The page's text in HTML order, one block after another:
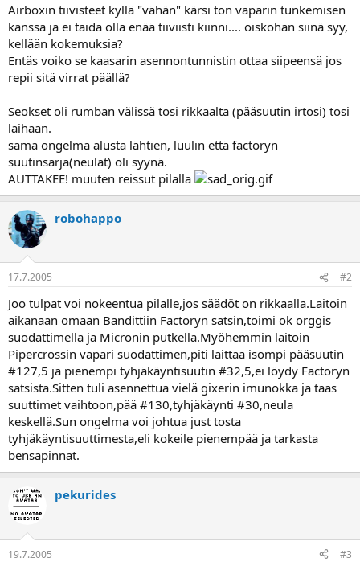
Airboxin tiivisteet kyllä "vähän" kärsi ton vaparin tunkemisen
kanssa ja ei taida olla enää tiiviisti kiinni.... oiskohan siinä syy,
kellään kokemuksia?
Entäs voiko se kaasarin asennontunnistin ottaa siipeensä jos
repii sitä virrat päällä?
Seokset oli rumban välissä tosi rikkaalta (pääsuutin irtosi) tosi
laihaan.
sama ongelma alusta lähtien, luulin että factoryn
suutinsarja(neulat) oli syynä.
AUTTAKEE! muuten reissut pilalla
robohappo
17.7.2005 #2
Joo tulpat voi nokeentua pilalle,jos säädöt on rikkaalla.Laitoin
aikanaan omaan Bandittiin Factoryn satsin,toimi ok orggis
suodattimella ja Micronin putkella.Myöhemmin laitoin
Pipercrossin vapari suodattimen,piti laittaa isompi pääsuutin
#127,5 ja pienempi tyhjäkäyntisuutin #32,5,ei löydy Factoryn
satsista.Sitten tuli asennettua vielä gixerin imunokka ja taas
suuttimet vaihtoon,pää #130,tyhjäkäynti #30,neula
keskellä.Sun ongelma voi johtua just tosta
tyhjäkäyntisuuttimesta,eli kokeile pienempää ja tarkasta
bensapinnat.
pekurides
19.7.2005 #3